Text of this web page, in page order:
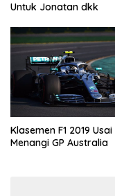
Untuk Jonatan dkk
Klasemen F1 2019
Menangi GP Australia